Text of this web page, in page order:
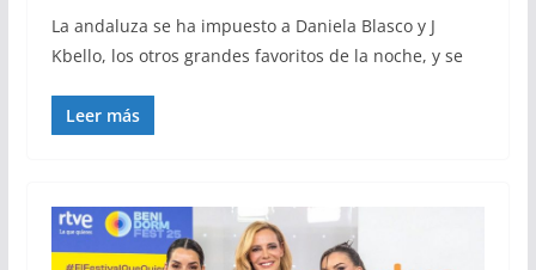
La andaluza se ha impuesto a Daniela Blasco y J
Kbello, los otros grandes favoritos de la noche, y se
Leer más